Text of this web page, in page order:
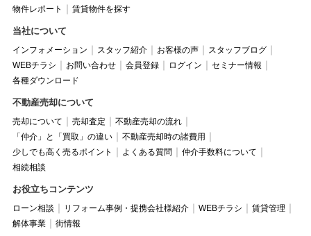
物件レポート
賃貸物件を探す
当社について
インフォメーション スタッフ紹介 お客様の声
スタッフブログ
WEBチラシ
お問い合わせ 会員登録 ログイン
セミナー情報
各種ダウンロード
不動産売却について
売却について 売却査定
不動産売却の流れ
「仲介」と「買取」の違い
不動産売却時の諸費用
少しでも高く売るポイント
よくある質問
仲介手数料について
相続相談
お役立ちコンテンツ
ローン相談 リフォーム事例・提携会社様紹介 WEBチラシ
賃貸管理
解体事業
街情報